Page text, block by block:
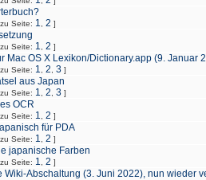
Seite: 1 2 ]
Seite: 1 2 ]
Mac OS X Lexikon/Dictionary.app (9. Januar
Seite: 1 2 3 ]
aus Japan
Seite: 1 2 3 ]
OCR
Seite: 1 2 ]
für PDA
Seite: 1 2 ]
japanische Farben
Seite: 1 2 ]
Wiki-Abschaltung (3. Juni 2022), nun wieder